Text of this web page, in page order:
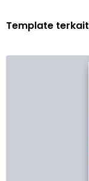
Template terkait